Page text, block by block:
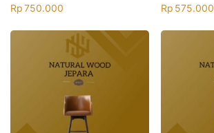
Rp750.000 Rp 575.000